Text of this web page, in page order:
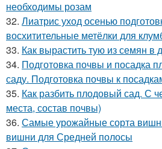
необходимы розам
32. Лиатрис уход осенью
восхитительные метёлки для
33. Как вырастить тую из семян в
34. Подготовка почвы и посадка
саду. Подготовка почвы к
35. Как разбить плодовый сад. С
места, состав почвы)
36. Самые урожайные сорта
вишни для Средней полосы